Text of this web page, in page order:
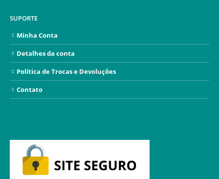
SUPORTE
Minha Conta
Detalhes da conta
Política de Trocas e Devoluções
Contato